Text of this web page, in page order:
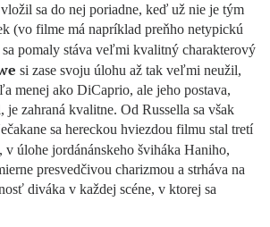
sa do nej poriadne, keď už nie je tým
(vo filme má napríklad preňho netypickú
sa pomaly stáva veľmi kvalitný charakterový
si zase svoju úlohu až tak veľmi neužil,
menej ako DiCaprio, ale jeho postava,
zahraná kvalitne. Od Russella sa však
sa hereckou hviezdou filmu stal tretí
, v úlohe jordánánskeho šviháka Haniho,
presvedčivou charizmou a strháva na
diváka v každej scéne, v ktorej sa